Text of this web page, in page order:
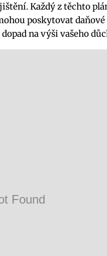
Každý z těchto
poskytovat
na výši vašeho